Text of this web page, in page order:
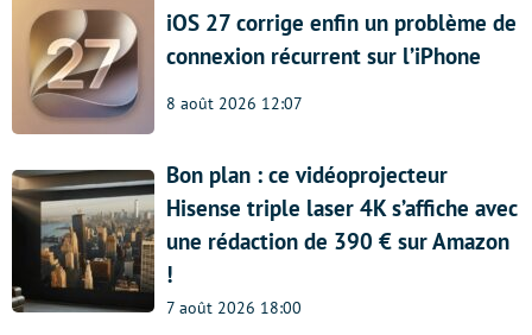
iOS 27 corrige enfin un problème de
connexion récurrent sur l’iPhone
8 août 2026 12:07
Bon plan : ce vidéoprojecteur
Hisense triple laser 4K s’affiche avec
une rédaction de 390 € sur Amazon
!
7 août 2026 18:00